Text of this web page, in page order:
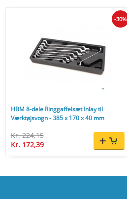
HBM 8-dele Ringgaffelsæt Inlay til
Værktøjsvogn - 385 x 170 x 40 mm
Kr. 224,15
Kr. 172,39
-30%